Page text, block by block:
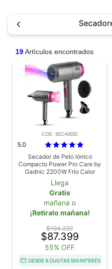
19Artículos encontrados
COD. SECA0032
5.0
Secador de Pelo Iónico
Compacto Power Pro Care by
Gadnic 2200W Frio Calor
Difusor Antifrizz
Llega
Gratis
mañana o
¡Retiralo mañana!
$194.220
$87.399
55% OFF
DESDE 6 CUOTAS SIN INTERÉS